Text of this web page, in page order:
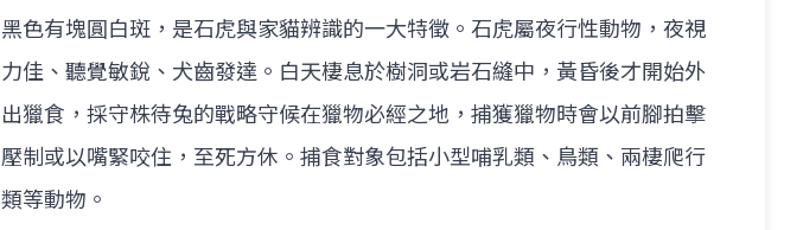
黑色有塊圓白斑，是石虎與家貓辨識的一大特徵。石虎屬夜行性動物，夜視
力佳、聽覺敏銳、犬齒發達。白天棲息於樹洞或岩石縫中，黃昏後才開始外
出獵食，採守株待兔的戰略守候在獵物必經之地，捕獲獵物時會以前腳拍擊
壓制或以嘴緊咬住，至死方休。捕食對象包括小型哺乳類、鳥類、兩棲爬行
類等動物。